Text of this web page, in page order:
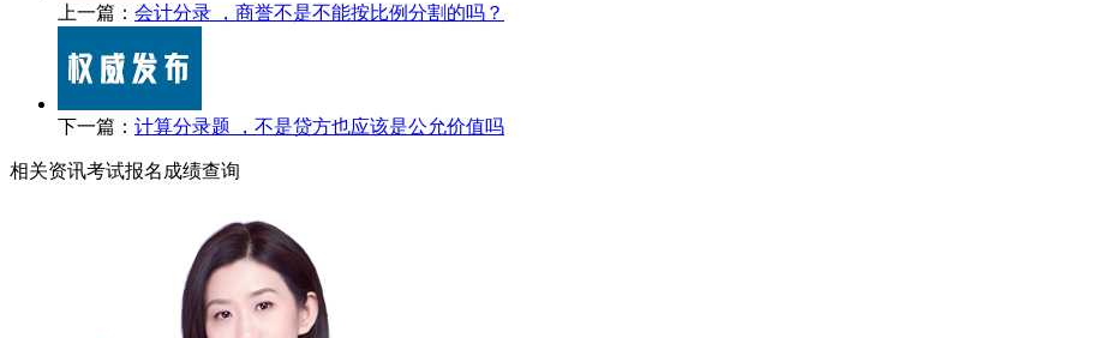
上一篇： 会计分录 ，商誉不是不能按比例分割的吗？
下一篇： 计算分录题 ，不是贷方也应该是公允价值吗
相关资讯考试报名 成绩查询